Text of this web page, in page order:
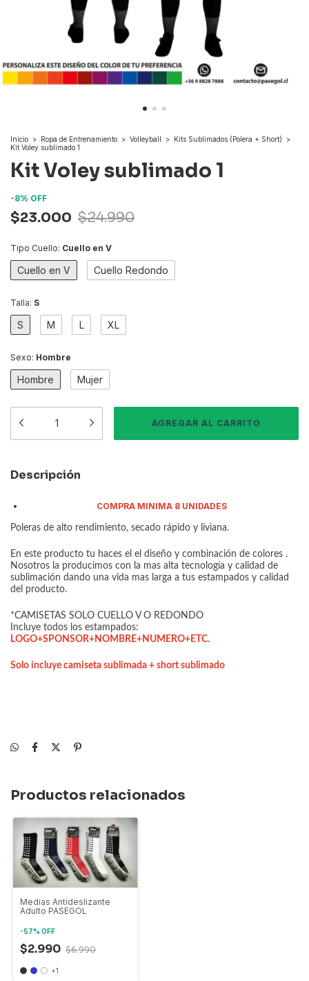
Inicio > Ropa de Entrenamiento > Volleyball > Kits Sublimados (Polera + Short)
>
Kit Voley sublimado 1
Kit Voley sublimado 1
-8% OFF
$23.000 $24.990
Tipo Cuello: Cuello en V
Cuello en V Cuello Redondo
Talla: S
S M L XL
Sexo: Hombre
Hombre Mujer
Descripción
COMPRA MINIMA 8 UNIDADES
Poleras de alto rendimiento, secado rápido y liviana.
En este producto tu haces el el diseño y combinación de colores .
Nosotros la producimos con la mas alta tecnología y calidad de
sublimación dando una vida mas larga a tus estampados y calidad
del producto.
*CAMISETAS SOLO CUELLO V O REDONDO
Incluye todos los estampados:
LOGO+SPONSOR+NOMBRE+NUMERO+ETC.
Solo incluye camiseta sublimada + short sublimado
Productos relacionados
Medias Antideslizante
Adulto PASEGOL
-57% OFF
$2.990 $6.990
+1